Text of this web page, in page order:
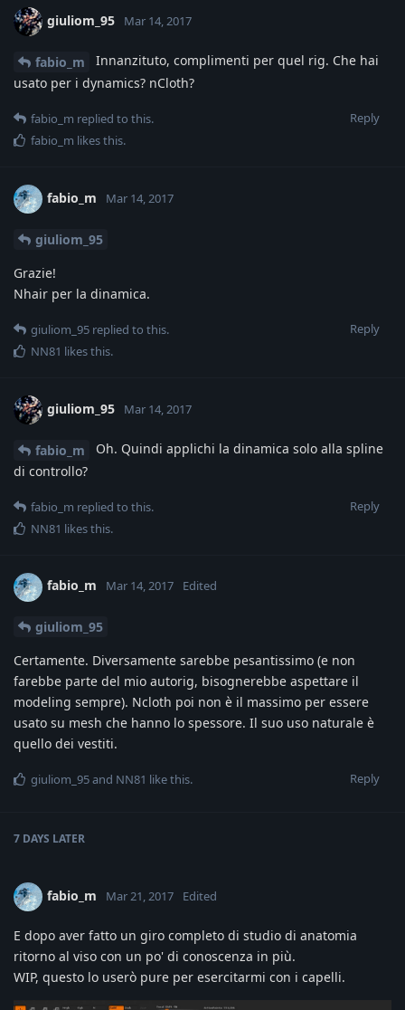
giuliom_95 Mar 14, 2017
fabio_m
Innanzituto, complimenti per quel rig. Che hai
usato per i dynamics? nCloth?
Reply
fabio_m replied to this.
fabio_m likes this.
fabio_m Mar 14, 2017
giuliom_95
Grazie!
Nhair per la dinamica.
Reply
giuliom_95 replied to this.
NN81 likes this.
giuliom_95 Mar 14, 2017
fabio_m
Oh. Quindi applichi la dinamica solo alla spline
di controllo?
Reply
fabio_m replied to this.
NN81 likes this.
fabio_m Mar 14, 2017 Edited
giuliom_95
Certamente. Diversamente sarebbe pesantissimo (e non
farebbe parte del mio autorig, bisognerebbe aspettare il
modeling sempre). Ncloth poi non è il massimo per essere
usato su mesh che hanno lo spessore. Il suo uso naturale è
quello dei vestiti.
Reply
giuliom_95and NN81 like this.
7 DAYS LATER
fabio_m Mar 21, 2017 Edited
E dopo aver fatto un giro completo di studio di anatomia
ritorno al viso con un po' di conoscenza in più.
WIP, questo lo userò pure per esercitarmi con i capelli.